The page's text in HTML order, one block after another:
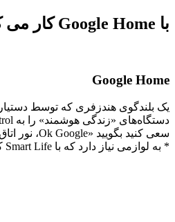
با Google Home کار می کند
Google Home
یک بلندگوی هندزفری که توسط دستیار Google طراحی شده است.
دستگاه‌های «زندگی هوشمند» را به Home Control برنامه Google Home اضافه کنید..
سعی کنید بگویید «Ok Google، نور اتاق خواب را روی نارنجی تنظیم کن»، رنگ تغییر خواهد کرد.*
* به لوازمی نیاز دارد که با Smart Life کار کنند